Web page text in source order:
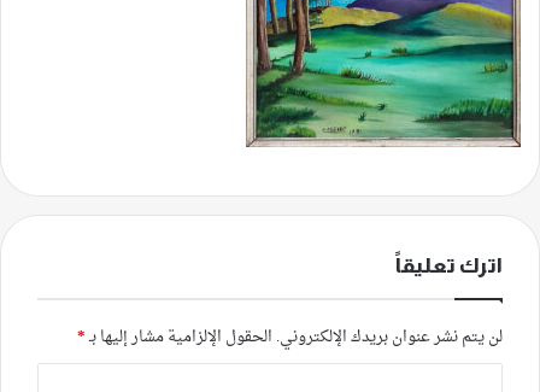
اترك تعليقاً
لن يتم نشر عنوان بريدك الإلكتروني. الحقول الإلزامية مشار إليها بـ*